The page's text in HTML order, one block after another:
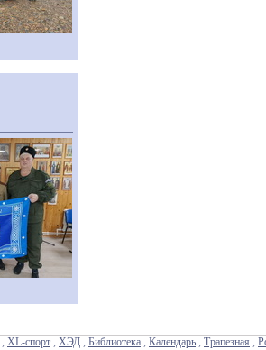
, XL-спорт , ХЭД , Библиотека , Календарь , Трапезная ,